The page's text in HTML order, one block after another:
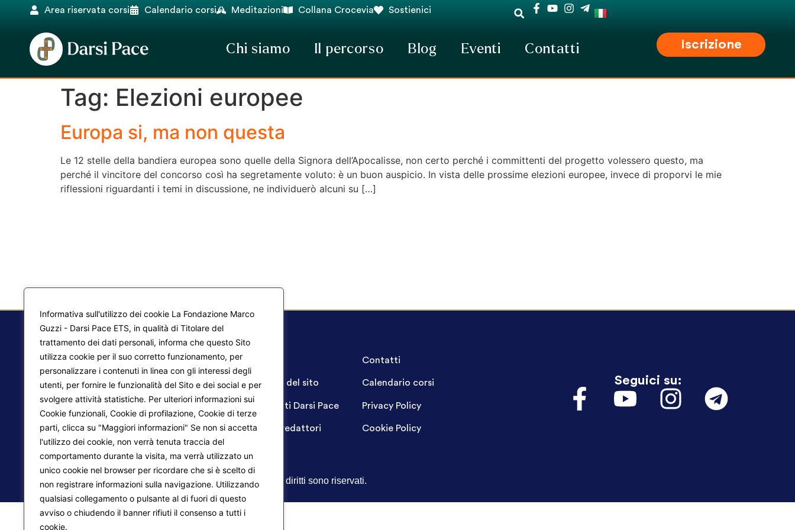
Informativa sull'utilizzo dei cookie La Fondazione Marco
Guzzi - Darsi Pace ETS, in qualità di Titolare del
trattamento dei dati personali, informa che questo Sito
utilizza cookie per il suo corretto funzionamento, per
personalizzare i contenuti in linea con gli interessi degli
utenti, per fornire le funzionalità del Sito e dei social e per
svolgere attività statistiche. Per ulteriori informazioni sui
Cookie funzionali, Cookie di profilazione, Cookie di terze
parti, clicca su "Maggiori informazioni" Se non si accetta
l'utilizzo dei cookie, non verrà tenuta traccia del
comportamento durante la visita, ma verrà utilizzato un
unico cookie nel browser per ricordare che si è scelto di
non registrare informazioni sulla navigazione. Utilizzando
qualsiasi collegamento o pulsante al di fuori di questo
avviso o chiudendo il banner rifiuti il consenso a tutti i
cookie.
Area riservata corsi Calendario corsi Meditazioni Collana Crocevia Sostienici
Chi siamo Il percorso Blog Eventi Contatti Iscrizione
Tag: Elezioni europee
Europa si, ma non questa
Le 12 stelle della bandiera europea sono quelle della Signora dell’Apocalisse, non certo perché i committenti del progetto volessero questo, ma
perché il vincitore del concorso così ha segretamente voluto: è un buon auspicio. In vista delle prossime elezioni europee, invece di proporvi le mie
riflessioni riguardanti i temi in discussione, ne individuerò alcuni su […]
Liberazione interiore
Trasformazione del mondo
Mappa del sito
Progetti Darsi Pace
Login redattori
Contatti
Calendario corsi
Privacy Policy
Cookie Policy
Seguici su:
© 2026Fondazione Marco Guzzi – Darsi Pace ETS. Tutti i diritti sono riservati.